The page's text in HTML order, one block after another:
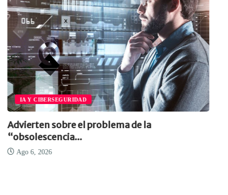
IA Y CIBERSEGURIDAD
Advierten sobre el problema de la
“obsolescencia...
Ago 6, 2026